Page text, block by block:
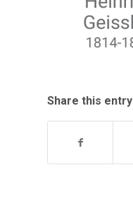
Share this entry